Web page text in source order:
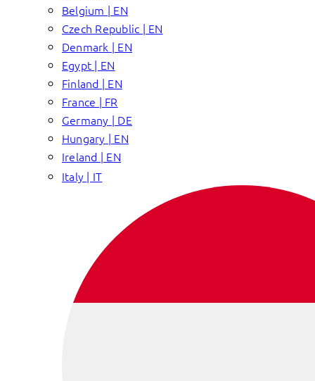
Belgium | EN
Czech Republic | EN
Denmark | EN
Egypt | EN
Finland | EN
France | FR
Germany | DE
Hungary | EN
Ireland | EN
Italy | IT